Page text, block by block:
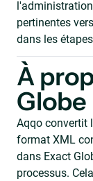
pertinentes
dans les
À
Globe
Aqqo convertit
format XML
dans Exact
processus.